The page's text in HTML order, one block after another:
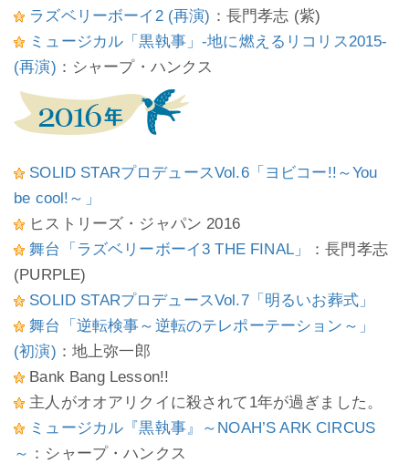
ラズベリーボーイ2 (再演) ：長門孝志 (紫)
ミュージカル「黒執事」-地に燃えるリコリス2015-
(再演) ：シャープ・ハンクス
SOLID STARプロデュースVol.6「ヨビコー!!～You
be cool!～」
ヒストリーズ・ジャパン 2016
舞台「ラズベリーボーイ3 THE FINAL」
：長門孝志
(PURPLE)
SOLID STARプロデュースVol.7「明るいお葬式」
舞台「逆転検事～逆転のテレポーテーション～」
(初演) ：地上弥一郎
Bank Bang Lesson!!
主人がオオアリクイに殺されて1年が過ぎました。
ミュージカル『黒執事』～NOAH’S ARK CIRCUS
～ ：シャープ・ハンクス